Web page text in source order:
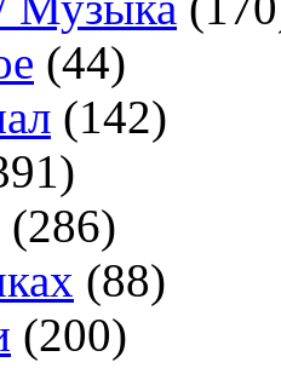
(44)
(142)
(286)
(88)
(200)